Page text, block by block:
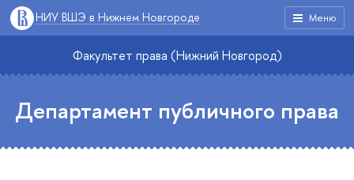
Меню
НИУ ВШЭ в Нижнем Новгороде
Факультет права (Нижний Новгород)
Департамент публичного права